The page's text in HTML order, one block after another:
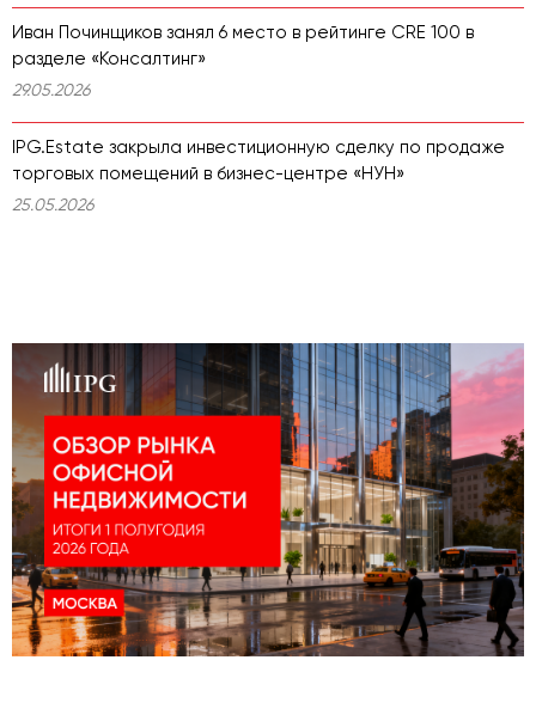
Иван Починщиков занял 6 место в рейтинге CRE 100 в
разделе «Консалтинг»
29.05.2026
IPG.Estate закрыла инвестиционную сделку по продаже
торговых помещений в бизнес-центре «НУН»
25.05.2026